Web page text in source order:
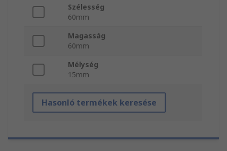
Szélesség
60mm
Magasság
60mm
Mélység
15mm
Hasonló termékek keresése